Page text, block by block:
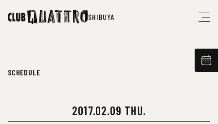
SHIBUYA
SCHEDULE
2017.02.09 THU.